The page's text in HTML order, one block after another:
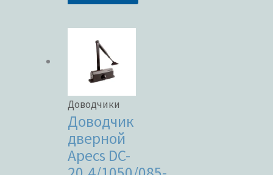
Доводчики
Доводчик
дверной
Apecs DC-